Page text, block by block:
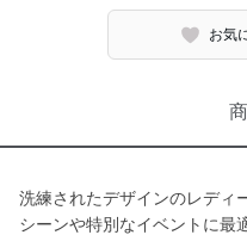
お気
洗練されたデザインのレディ
シーンや特別なイベントに最